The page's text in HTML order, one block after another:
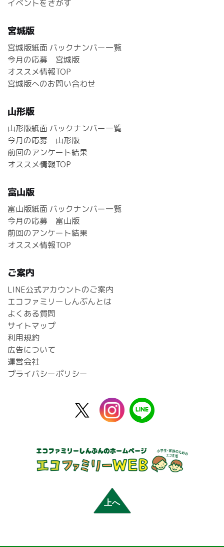
イベントをさがす
宮城版
宮城版紙面 バックナンバー一覧
今月の応募 宮城版
オススメ情報TOP
宮城版へのお問い合わせ
山形版
山形版紙面 バックナンバー一覧
今月の応募 山形版
前回のアンケート結果
オススメ情報TOP
富山版
富山版紙面 バックナンバー一覧
今月の応募 富山版
前回のアンケート結果
オススメ情報TOP
ご案内
LINE公式アカウントのご案内
エコファミリーしんぶんとは
よくある質問
サイトマップ
利用規約
広告について
運営会社
プライバシーポリシー
instagram
上へ